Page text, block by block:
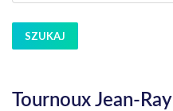
SZUKAJ
Tournoux Jean-